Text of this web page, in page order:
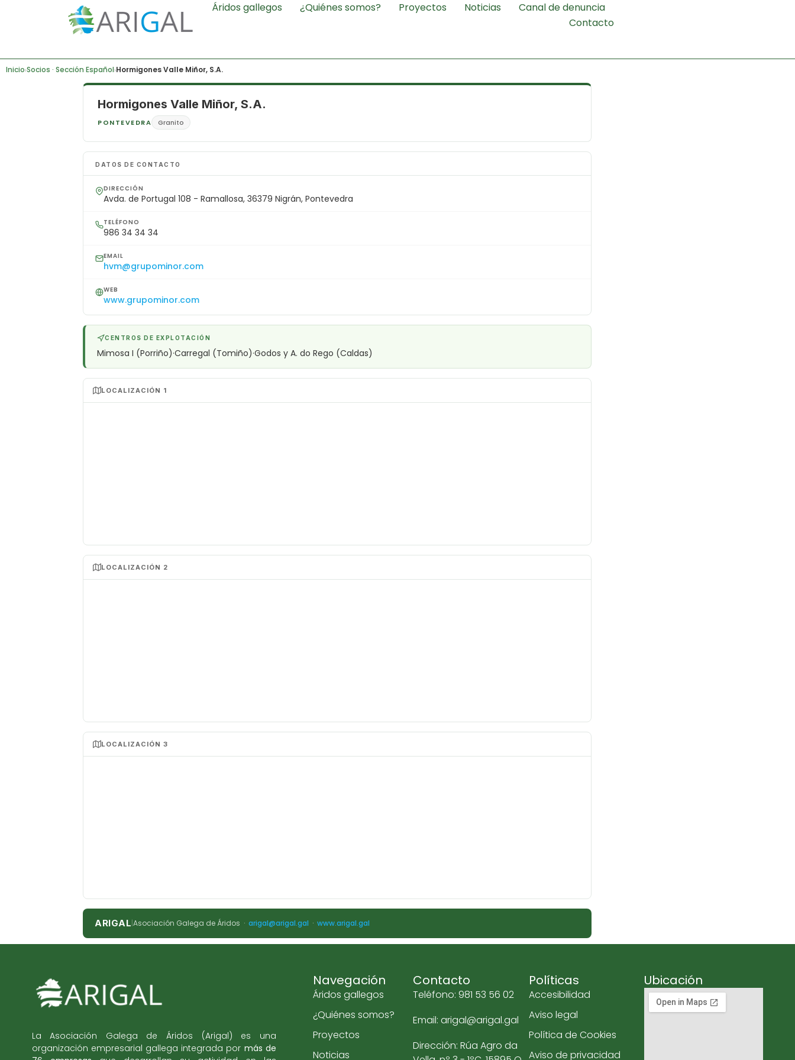
Áridos gallegos ¿Quiénes somos? Proyectos Noticias
Canal de denuncia
Contacto
Inicio›Socios · Sección Español›Hormigones Valle Miñor, S.A.
Hormigones Valle Miñor, S.A.
PONTEVEDRA Granito
DATOS DE CONTACTO
DIRECCIÓN
Avda. de Portugal 108 - Ramallosa, 36379 Nigrán, Pontevedra
TELÉFONO
986 34 34 34
EMAIL
hvm@grupominor.com
WEB
www.grupominor.com
CENTROS DE EXPLOTACIÓN
Mimosa I (Porriño)·Carregal (Tomiño)·Godos y A. do Rego (Caldas)
LOCALIZACIÓN 1
LOCALIZACIÓN 2
LOCALIZACIÓN 3
ARIGAL|Asociación Galega de Áridos · arigal@arigal.gal · www.arigal.gal
La Asociación Galega de Áridos (Arigal) es una
organización empresarial gallega integrada por más de
Navegación
Áridos gallegos
¿Quiénes somos?
Proyectos
Noticias
Contacto
Teléfono: 981 53 56 02
Email: arigal@arigal.gal
Dirección: Rúa Agro da
Políticas
Accesibilidad
Aviso legal
Política de Cookies
Aviso de privacidad
Ubicación